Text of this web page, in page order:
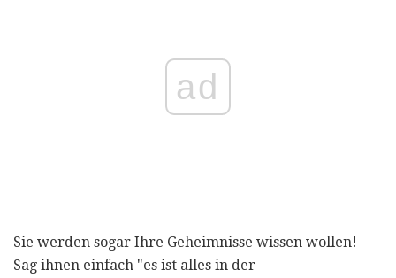
ad
Sie werden sogar Ihre Geheimnisse wissen wollen!
Sag ihnen einfach "es ist alles in der